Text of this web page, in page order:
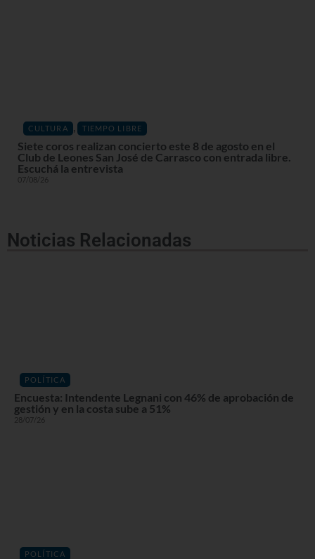
CULTURA , TIEMPO LIBRE
Siete coros realizan concierto este 8 de agosto en el
Club de Leones San José de Carrasco con entrada libre.
Escuchá la entrevista
07/08/26
Noticias Relacionadas
POLÍTICA
Encuesta: Intendente Legnani con 46% de aprobación de
gestión y en la costa sube a 51%
28/07/26
POLÍTICA